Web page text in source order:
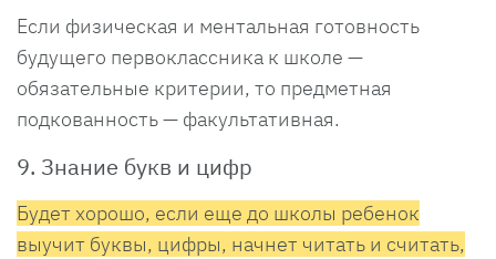
Если физическая и ментальная готовность
будущего первоклассника к школе —
обязательные критерии, то предметная
подкованность — факультативная.
9. Знание букв и цифр
Будет хорошо, если еще до школы ребенок
выучит буквы, цифры, начнет читать и считать,